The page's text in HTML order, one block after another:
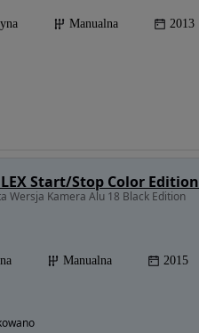
Manualna 2013
Start/Stop Color Edition
Wersja Kamera Alu 18 Black Edition
Manualna 2015